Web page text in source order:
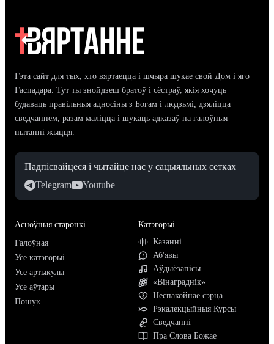
Гэта сайт для тых, хто вяртаецца і шчыра шукае свой Дом і яго
Гаспадара. Тут ты знойдзеш братоў і сёстраў, якія хочуць
будаваць правільныя адносіны з Богам і людзьмі, дзяліцца
сведчаннем, разам маліцца і шукаць адказаў на галоўныя
пытанні жыцця.
Падпісвайцеся і чытайце нас у сацыяльных сетках
Telegram
Youtube
Асноўныя старонкі
Галоўная
Усе катэгорыі
Усе артыкулы
Усе аўтары
Пошук
Катэгорыі
Казанні
Аб'явы
Аўдыёзапісы
«Вінаграднік»
Неспакойнае сэрца
Рэкалекцыйныя Курсы
Сведчанні
Пра Слова Божае